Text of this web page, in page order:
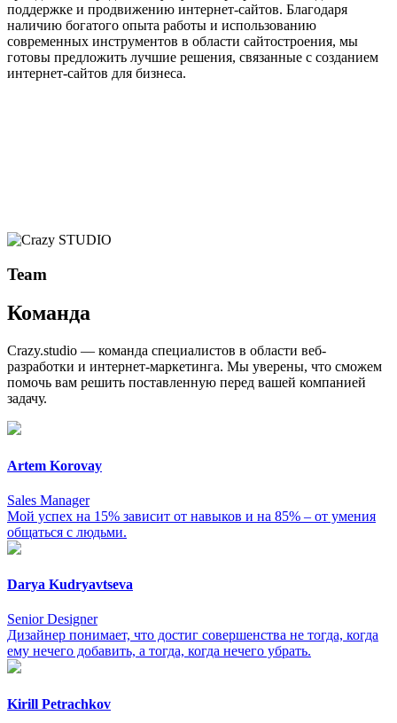
поддержке и продвижению интернет-сайтов. Благодаря
наличию богатого опыта работы и использованию
современных инструментов в области сайтостроения, мы
готовы предложить лучшие решения, связанные с созданием
интернет-сайтов для бизнеса.
Team
Команда
Crazy.studio — команда специалистов в области веб-
разработки и интернет-маркетинга. Мы уверены, что сможем
помочь вам решить поставленную перед вашей компанией
задачу.
Artem Korovay
Sales Manager
Мой успех на 15% зависит от навыков и на 85% – от умения
общаться с людьми.
Darya Kudryavtseva
Senior Designer
Дизайнер понимает, что достиг совершенства не тогда, когда
ему нечего добавить, а тогда, когда нечего убрать.
Kirill Petrachkov